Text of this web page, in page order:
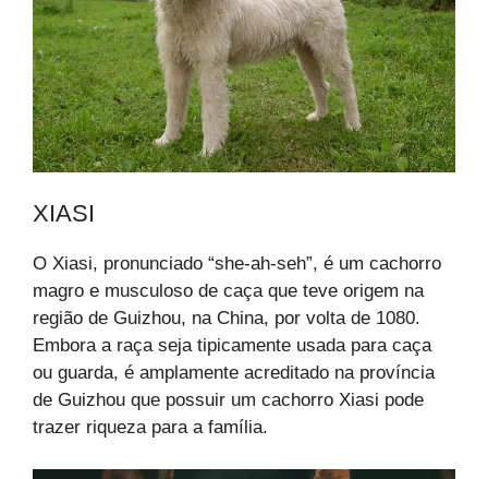
XIASI
O Xiasi, pronunciado “she-ah-seh”, é um cachorro
magro e musculoso de caça que teve origem na
região de Guizhou, na China, por volta de 1080.
Embora a raça seja tipicamente usada para caça
ou guarda, é amplamente acreditado na província
de Guizhou que possuir um cachorro Xiasi pode
trazer riqueza para a família.